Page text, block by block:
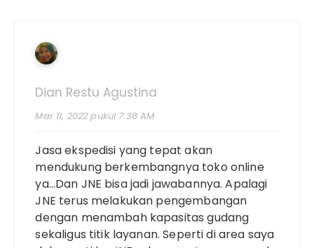
Dian Restu Agustina
Mar 11, 2022 pukul 7:38 AM
Jasa ekspedisi yang tepat akan
mendukung berkembangnya toko online
ya…Dan JNE bisa jadi jawabannya. Apalagi
JNE terus melakukan pengembangan
dengan menambah kapasitas gudang
sekaligus titik layanan. Seperti di area saya